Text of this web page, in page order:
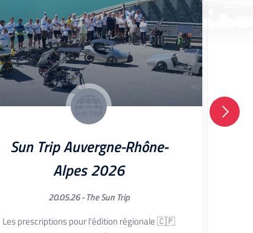
Sun Trip Auvergne-Rhône-
Alpes 2026
20.05.26 -The Sun Trip
Les prescriptions pour l'édition régionale 🇨🇵